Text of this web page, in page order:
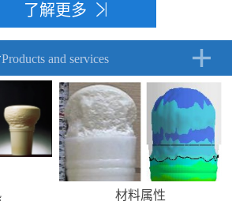
了解更多
Products and services
材料属性